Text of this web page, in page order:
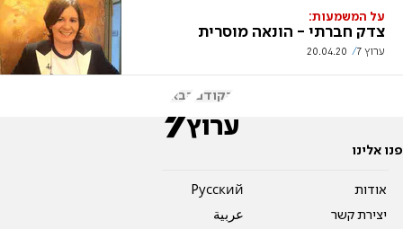
על המשמעות:
צדק חברתי - הונאה מוסרית
ערוץ 7 20.04.20
הקודם הבא
פנו אלינו
אודות
יצירת קשר
Pусский
عربية